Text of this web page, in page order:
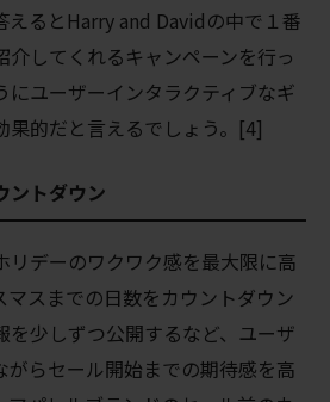
えるとHarry and Davidの中で１番
介してくれるキャンペーンを行っ
にユーザーインタラクティブなギ
果的だと言えるでしょう。[4]
ントダウン
リデーのワクワク感を最大限に高
マスまでの日数をカウントダウン
を少しずつ公開するなど、ユーザ
がらセール開始までの期待感を高